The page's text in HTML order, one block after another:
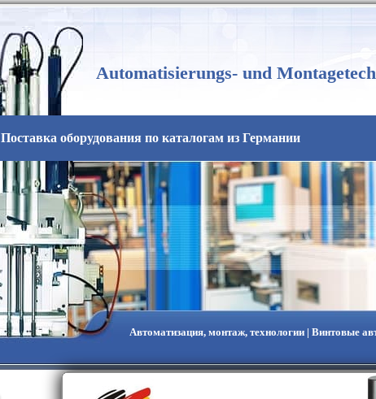
Automatisierungs- und
Поставка оборудования по каталогам из Германии
Автоматизация, монтаж, технологии | Винтовые